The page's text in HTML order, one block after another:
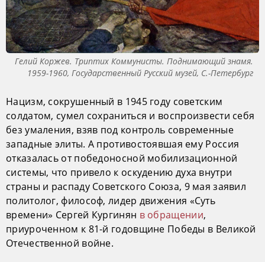
Гелий Коржев. Триптих Коммунисты. Поднимающий знамя.
1959-1960, Государственный Русский музей, С.-Петербург
Нацизм, сокрушенный в 1945 году советским
солдатом, сумел сохраниться и воспроизвести себя
без умаления, взяв под контроль современные
западные элиты. А противостоявшая ему Россия
отказалась от победоносной мобилизационной
системы, что привело к оскудению духа внутри
страны и распаду Советского Союза, 9 мая заявил
политолог, философ, лидер движения «Суть
времени» Сергей Кургинян в обращении,
приуроченном к 81-й годовщине Победы в Великой
Отечественной войне.